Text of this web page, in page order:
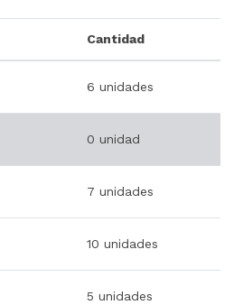
Cantidad
6 unidades
0 unidad
7 unidades
10 unidades
5 unidades